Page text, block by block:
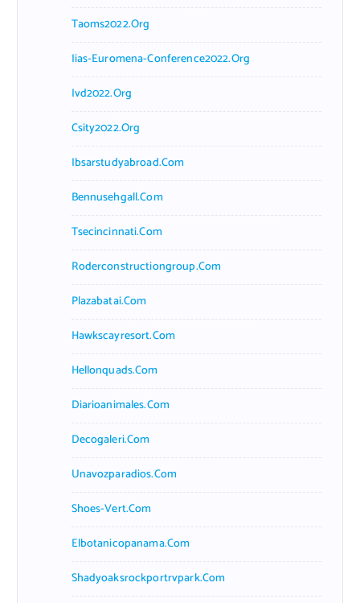
Taoms2022.org
Iias-Euromena-Conference2022.org
Ivd2022.org
Csity2022.org
Ibsarstudyabroad.com
Bennusehgall.com
Tsecincinnati.com
Roderconstructiongroup.com
Plazabatai.com
Hawkscayresort.com
Hellonquads.com
Diarioanimales.com
Decogaleri.com
Unavozparadios.com
Shoes-Vert.com
Elbotanicopanama.com
Shadyoaksrockportrvpark.com